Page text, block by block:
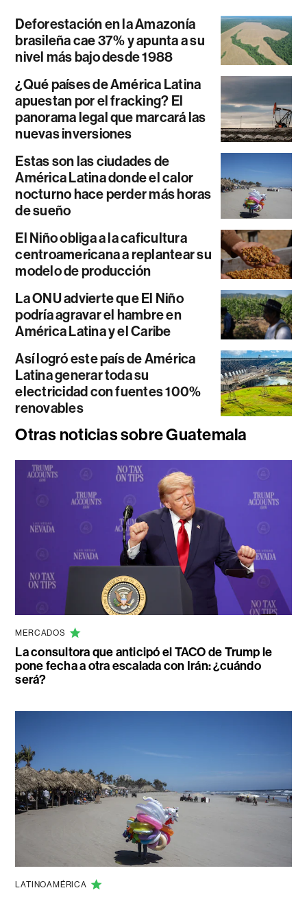
Deforestación en la Amazonía
brasileña cae 37% y apunta a su
nivel más bajo desde 1988
¿Qué países de América Latina
apuestan por el fracking? El
panorama legal que marcará las
nuevas inversiones
Estas son las ciudades de
América Latina donde el calor
nocturno hace perder más horas
de sueño
El Niño obliga a la caficultura
centroamericana a replantear su
modelo de producción
La ONU advierte que El Niño
podría agravar el hambre en
América Latina y el Caribe
Así logró este país de América
Latina generar toda su
electricidad con fuentes 100%
renovables
Otras noticias sobre Guatemala
MERCADOS
La consultora que anticipó el TACO de Trump le
pone fecha a otra escalada con Irán: ¿cuándo
será?
LATINOAMÉRICA